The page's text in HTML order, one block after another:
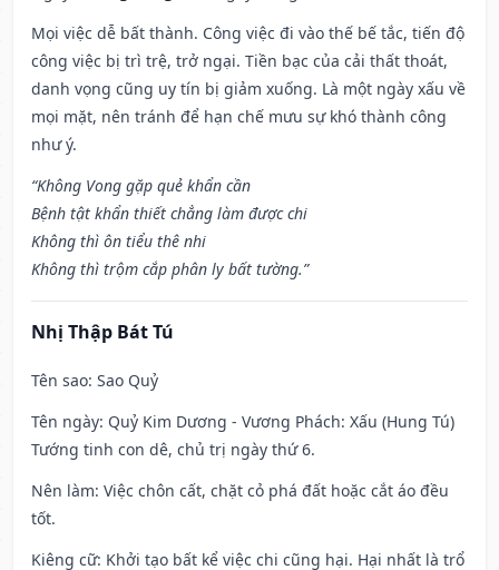
Mọi việc dễ bất thành. Công việc đi vào thế bế tắc, tiến độ
công việc bị trì trệ, trở ngại. Tiền bạc của cải thất thoát,
danh vọng cũng uy tín bị giảm xuống. Là một ngày xấu về
mọi mặt, nên tránh để hạn chế mưu sự khó thành công
như ý.
“Không Vong gặp quẻ khẩn cần
Bệnh tật khẩn thiết chẳng làm được chi
Không thì ôn tiểu thê nhi
Không thì trộm cắp phân ly bất tường.”
Nhị Thập Bát Tú
Tên sao: Sao Quỷ
Tên ngày: Quỷ Kim Dương - Vương Phách: Xấu (Hung Tú)
Tướng tinh con dê, chủ trị ngày thứ 6.
Nên làm: Việc chôn cất, chặt cỏ phá đất hoặc cắt áo đều
tốt.
Kiêng cữ: Khởi tạo bất kể việc chi cũng hại. Hại nhất là trổ